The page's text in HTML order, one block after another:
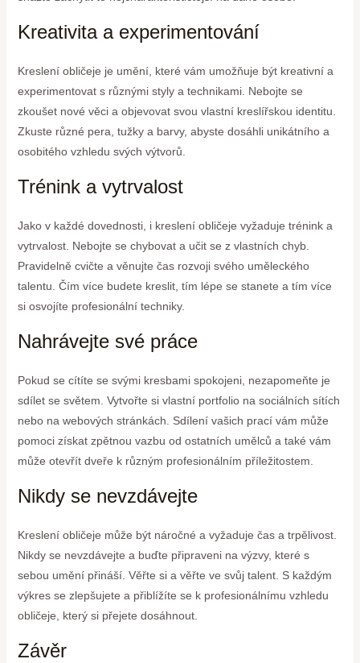
Kreativita a experimentování
Kreslení obličeje je umění, které vám umožňuje být kreativní a
experimentovat s různými styly a technikami. Nebojte se
zkoušet nové věci a objevovat svou vlastní kreslířskou identitu.
Zkuste různé pera, tužky a barvy, abyste dosáhli unikátního a
osobitého vzhledu svých výtvorů.
Trénink a vytrvalost
Jako v každé dovednosti, i kreslení obličeje vyžaduje trénink a
vytrvalost. Nebojte se chybovat a učit se z vlastních chyb.
Pravidelně cvičte a věnujte čas rozvoji svého uměleckého
talentu. Čím více budete kreslit, tím lépe se stanete a tím více
si osvojíte profesionální techniky.
Nahrávejte své práce
Pokud se cítíte se svými kresbami spokojeni, nezapomeňte je
sdílet se světem. Vytvořte si vlastní portfolio na sociálních sítích
nebo na webových stránkách. Sdílení vašich prací vám může
pomoci získat zpětnou vazbu od ostatních umělců a také vám
může otevřít dveře k různým profesionálním příležitostem.
Nikdy se nevzdávejte
Kreslení obličeje může být náročné a vyžaduje čas a trpělivost.
Nikdy se nevzdávejte a buďte připraveni na výzvy, které s
sebou umění přináší. Věřte si a věřte ve svůj talent. S každým
výkres se zlepšujete a přiblížíte se k profesionálnímu vzhledu
obličeje, který si přejete dosáhnout.
Závěr